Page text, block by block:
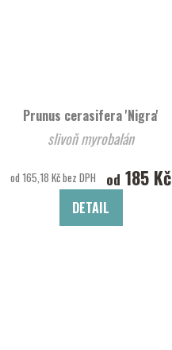
Prunus cerasifera 'Nigra'
slivoň myrobalán
od 165,18 Kč bez DPH od 185 Kč
DETAIL